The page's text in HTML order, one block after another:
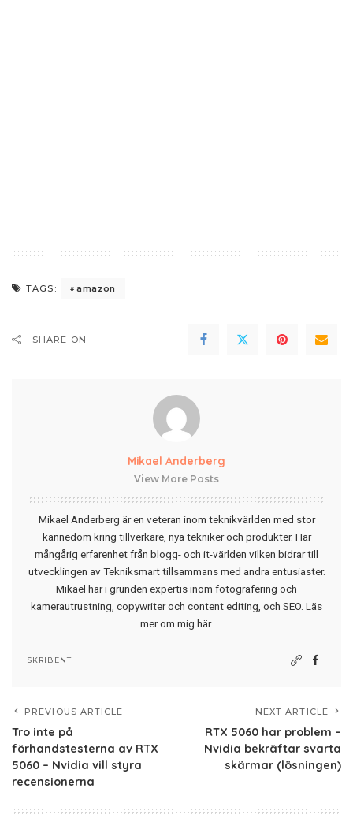
TAGS: amazon
SHARE ON
Mikael Anderberg
View More Posts
Mikael Anderberg är en veteran inom teknikvärlden med stor
kännedom kring tillverkare, nya tekniker och produkter. Har
mångårig erfarenhet från blogg- och it-världen vilken bidrar till
utvecklingen av Tekniksmart tillsammans med andra entusiaster.
Mikael har i grunden expertis inom fotografering och
kamerautrustning, copywriter och content editing, och SEO. Läs
mer om mig här.
SKRIBENT
PREVIOUS ARTICLE
Tro inte på
förhandstesterna av RTX
5060 – Nvidia vill styra
recensionerna
NEXT ARTICLE
RTX 5060 har problem –
Nvidia bekräftar svarta
skärmar (lösningen)